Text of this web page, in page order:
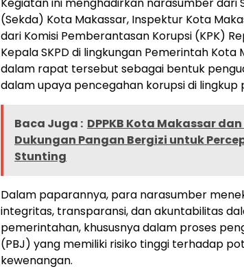
(Sekda) Kota Makassar, Inspektur Kota
dari Komisi Pemberantasan Korupsi (KPK)
Kepala SKPD di lingkungan Pemerintah
dalam rapat tersebut sebagai bentuk
dalam upaya pencegahan korupsi di
Baca Juga : DPPKB Kota Makassar
Dukungan Pangan Bergizi untuk
Stunting
Dalam paparannya, para narasumber
integritas, transparansi, dan akuntabilitas
pemerintahan, khususnya dalam proses
(PBJ) yang memiliki risiko tinggi terhadap
kewenangan.